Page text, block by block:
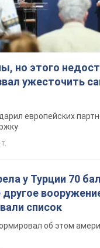
но этого
ужесточить
европейских
у Турции 70
другое
список
об этом